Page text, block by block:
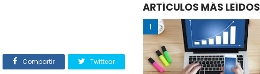
Compartir Twittear
ARTÍCULOS MÁS LEÍDOS